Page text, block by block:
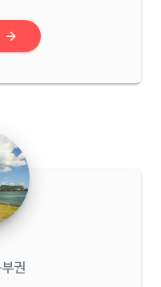
려져 있다. 이 사건은 성
을 낳은 사건으로 ...
arrow_forward
권